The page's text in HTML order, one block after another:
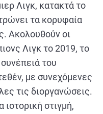
Λιγκ, κατακτά το
τα κορυφαία
Ακολουθούν οι
Λιγκ το 2019, το
του
με συνεχόμενες
τις διοργανώσεις.
στιγμή,